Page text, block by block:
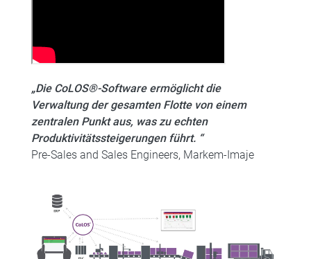
„Die CoLOS®-Software ermöglicht die
Verwaltung der gesamten Flotte von einem
zentralen Punkt aus, was zu echten
Produktivitätssteigerungen führt. “
Pre-Sales and Sales Engineers, Markem-Imaje